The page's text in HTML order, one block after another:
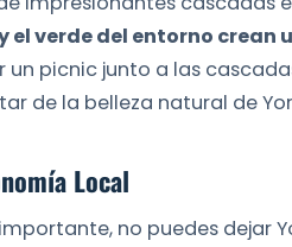
el verde del entorno crean
un picnic junto a las
de la belleza natural de
Local
no puedes dejar